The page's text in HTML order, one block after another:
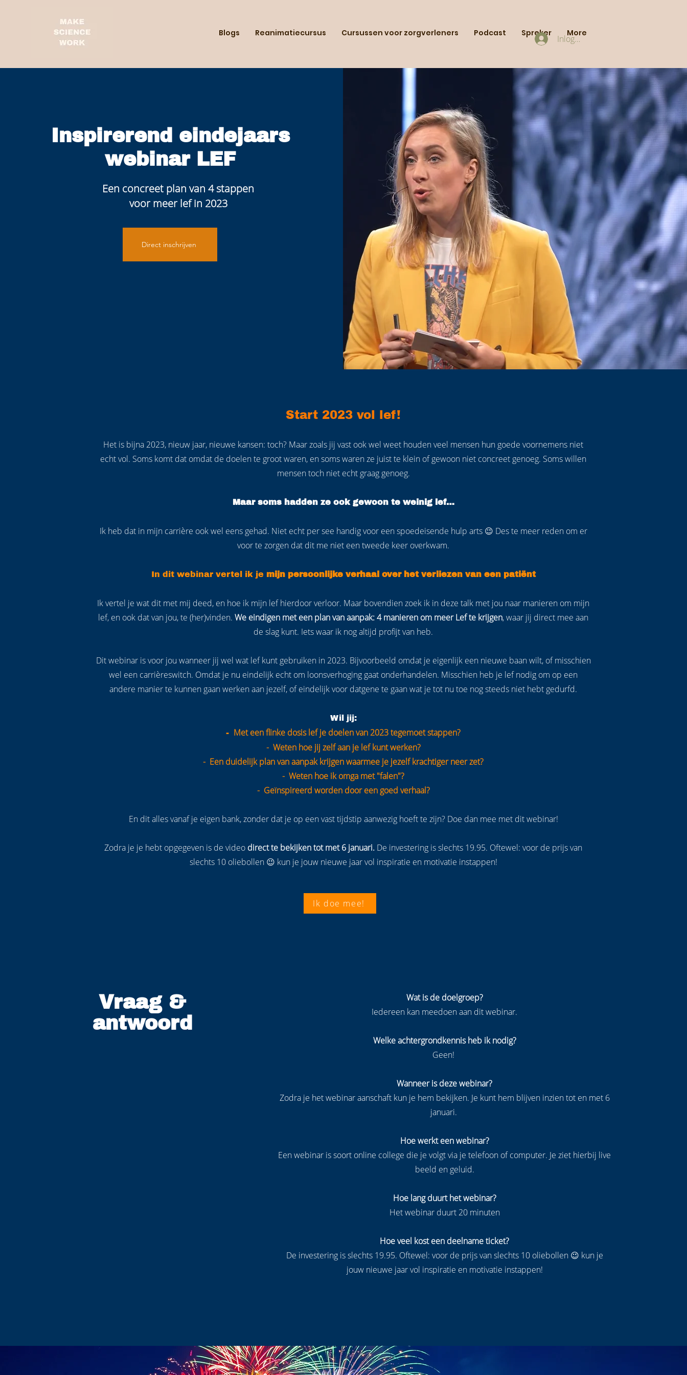
Blogs Reanimatiecursus Cursussen voor zorgverleners Podcast Spreker More
Inloggen
Inspirerend eindejaars
webinar LEF
Een concreet plan van 4 stappen
voor meer lef in 2023
Direct inschrijven
Start 2023 vol lef!
Het is bijna 2023, nieuw jaar, nieuwe kansen: toch? Maar zoals jij vast ook wel weet houden veel mensen hun goede voornemens niet
echt vol. Soms komt dat omdat de doelen te groot waren, en soms waren ze juist te klein of gewoon niet concreet genoeg. Soms willen
mensen toch niet echt graag genoeg.
Maar soms hadden ze ook gewoon te weinig lef…
Ik heb dat in mijn carrière ook wel eens gehad. Niet echt per see handig voor een spoedeisende hulp arts 😉 Des te meer reden om er
voor te zorgen dat dit me niet een tweede keer overkwam.
In dit webinar vertel ik je mijn persoonlijke verhaal over het verliezen van een patiënt
Ik vertel je wat dit met mij deed, en hoe ik mijn lef hierdoor verloor. Maar bovendien zoek ik in deze talk met jou naar manieren om mijn
lef, en ook dat van jou, te (her)vinden. We eindigen met een plan van aanpak: 4 manieren om meer Lef te krijgen, waar jij direct mee aan
de slag kunt. Iets waar ik nog altijd profijt van heb.
Dit webinar is voor jou wanneer jij wel wat lef kunt gebruiken in 2023. Bijvoorbeeld omdat je eigenlijk een nieuwe baan wilt, of misschien
wel een carrièreswitch. Omdat je nu eindelijk echt om loonsverhoging gaat onderhandelen. Misschien heb je lef nodig om op een
andere manier te kunnen gaan werken aan jezelf, of eindelijk voor datgene te gaan wat je tot nu toe nog steeds niet hebt gedurfd.
Wil jij:
- Met een flinke dosis lef je doelen van 2023 tegemoet stappen?
- Weten hoe jij zelf aan je lef kunt werken?
- Een duidelijk plan van aanpak krijgen waarmee je jezelf krachtiger neer zet?
- Weten hoe ik omga met "falen"?
- Geïnspireerd worden door een goed verhaal?
En dit alles vanaf je eigen bank, zonder dat je op een vast tijdstip aanwezig hoeft te zijn? Doe dan mee met dit webinar!
Zodra je je hebt opgegeven is de video direct te bekijken tot met 6 januari. De investering is slechts 19.95. Oftewel: voor de prijs van
slechts 10 oliebollen 😉 kun je jouw nieuwe jaar vol inspiratie en motivatie instappen!
Ik doe mee!
Vraag &
antwoord
Wat is de doelgroep?
Iedereen kan meedoen aan dit webinar.
Welke achtergrondkennis heb ik nodig?
Geen!
Wanneer is deze webinar?
Zodra je het webinar aanschaft kun je hem bekijken. Je kunt hem blijven inzien tot en met 6
januari.
Hoe werkt een webinar?
Een webinar is soort online college die je volgt via je telefoon of computer. Je ziet hierbij live
beeld en geluid.
Hoe lang duurt het webinar?
Het webinar duurt 20 minuten
Hoe veel kost een deelname ticket?
De investering is slechts 19.95. Oftewel: voor de prijs van slechts 10 oliebollen 😉 kun je
jouw nieuwe jaar vol inspiratie en motivatie instappen!